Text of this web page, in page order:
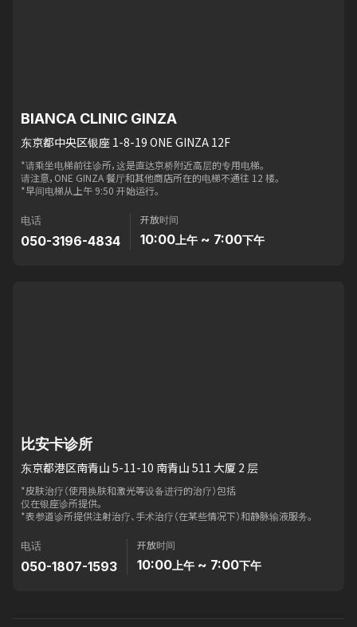
BIANCA CLINIC GINZA
东京都中央区银座 1-8-19 ONE GINZA 12F
*请乘坐电梯前往诊所，这是直达京桥附近高层的专用电梯。
请注意，ONE GINZA 餐厅和其他商店所在的电梯不通往 12 楼。
*早间电梯从上午 9:50 开始运行。
电话
050-3196-4834
开放时间
10:00 上午 ~ 7:00下午
比安卡诊所
东京都港区南青山 5-11-10 南青山 511 大厦 2 层
*皮肤治疗（使用换肤和激光等设备进行的治疗）包括
仅在银座诊所提供。
*表参道诊所提供注射治疗、手术治疗（在某些情况下）和静脉输液服务。
电话
050-1807-1593
开放时间
10:00 上午 ~ 7:00下午